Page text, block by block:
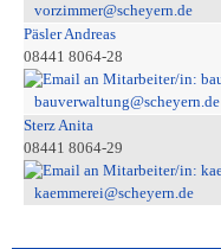
vorzimmer@scheyern.de
Päsler Andreas
08441 8064-28
bauverwaltung@scheyern.de
Sterz Anita
08441 8064-29
kaemmerei@scheyern.de